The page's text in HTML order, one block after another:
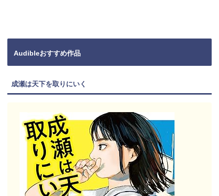
Audibleおすすめ作品
成瀬は天下を取りにいく